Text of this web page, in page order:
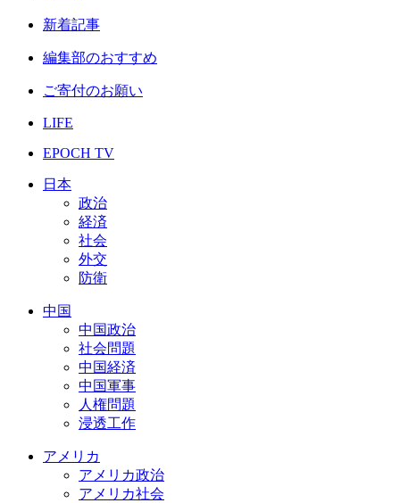
新着記事
編集部のおすすめ
ご寄付のお願い
LIFE
EPOCH TV
日本
政治
経済
社会
外交
防衛
中国
中国政治
社会問題
中国経済
中国軍事
人権問題
浸透工作
アメリカ
アメリカ政治
アメリカ社会